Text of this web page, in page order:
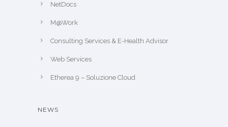
NetDocs
M@Work
Consulting Services & E-Health Advisor
Web Services
Etherea 9 – Soluzione Cloud
NEWS